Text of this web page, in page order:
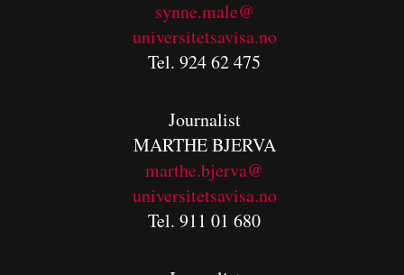
synne.male@
universitetsavisa.no
Tel. 924 62 475
Journalist
MARTHE BJERVA
marthe.bjerva@
universitetsavisa.no
Tel. 911 01 680